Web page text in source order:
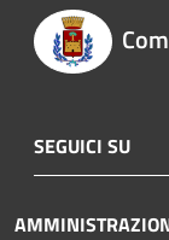
SEGUICI SU